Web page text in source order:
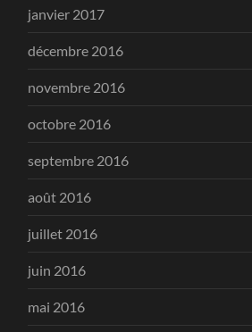
janvier 2017
décembre 2016
novembre 2016
octobre 2016
septembre 2016
août 2016
juillet 2016
juin 2016
mai 2016